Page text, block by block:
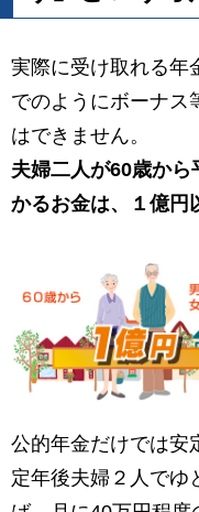
実際に受け取れる年
でのようにボーナス
はできません。
夫婦二人が60歳か
かるお金は、１億円
公的年金だけでは安
定年後夫婦２人でゆ